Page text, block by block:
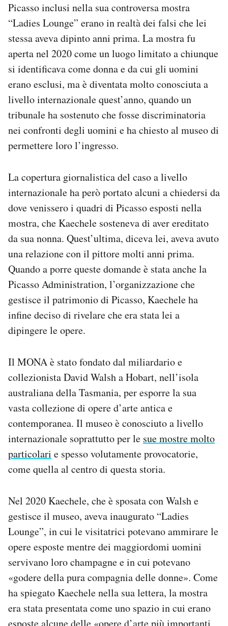
Picasso inclusi nella sua controversa mostra
“Ladies Lounge” erano in realtà dei falsi che lei
stessa aveva dipinto anni prima. La mostra fu
aperta nel 2020 come un luogo limitato a chiunque
si identificava come donna e da cui gli uomini
erano esclusi, ma è diventata molto conosciuta a
livello internazionale quest’anno, quando un
tribunale ha sostenuto che fosse discriminatoria
nei confronti degli uomini e ha chiesto al museo di
permettere loro l’ingresso.
La copertura giornalistica del caso a livello
internazionale ha però portato alcuni a chiedersi da
dove venissero i quadri di Picasso esposti nella
mostra, che Kaechele sosteneva di aver ereditato
da sua nonna. Quest’ultima, diceva lei, aveva avuto
una relazione con il pittore molti anni prima.
Quando a porre queste domande è stata anche la
Picasso Administration, l’organizzazione che
gestisce il patrimonio di Picasso, Kaechele ha
infine deciso di rivelare che era stata lei a
dipingere le opere.
Il MONA è stato fondato dal miliardario e
collezionista David Walsh a Hobart, nell’isola
australiana della Tasmania, per esporre la sua
vasta collezione di opere d’arte antica e
contemporanea. Il museo è conosciuto a livello
internazionale soprattutto per le sue mostre molto
particolari e spesso volutamente provocatorie,
come quella al centro di questa storia.
Nel 2020 Kaechele, che è sposata con Walsh e
gestisce il museo, aveva inaugurato “Ladies
Lounge”, in cui le visitatrici potevano ammirare le
opere esposte mentre dei maggiordomi uomini
servivano loro champagne e in cui potevano
«godere della pura compagnia delle donne». Come
ha spiegato Kaechele nella sua lettera, la mostra
era stata presentata come uno spazio in cui erano